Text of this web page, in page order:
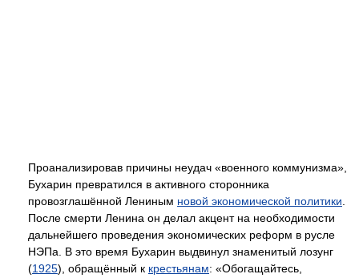
Проанализировав причины неудач «военного коммунизма»,
Бухарин превратился в активного сторонника
провозглашённой Лениным новой экономической политики.
После смерти Ленина он делал акцент на необходимости
дальнейшего проведения экономических реформ в русле
НЭПа. В это время Бухарин выдвинул знаменитый лозунг
(1925), обращённый к крестьянам: «Обогащайтесь,